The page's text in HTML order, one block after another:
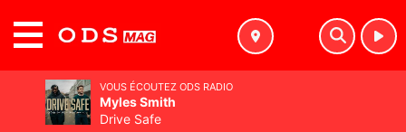
VOUS ÉCOUTEZ ODS RADIO
Myles Smith
Drive Safe